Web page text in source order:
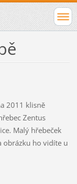
2011 klisně
Zentus
Malý hřebeček
obrázku ho vidíte u